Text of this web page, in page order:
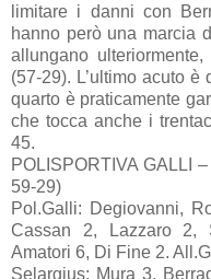
limitare i danni con
hanno però una marcia
allungano
(57-29). L’ultimo acuto è
quarto è praticamente
che tocca anche i
45.
POLISPORTIVA GALLI
59-29)
Pol.Galli: Degiovanni,
Cassan 2, Lazzaro 2,
Amatori 6, Di Fine 2.
Selargius: Mura 3,